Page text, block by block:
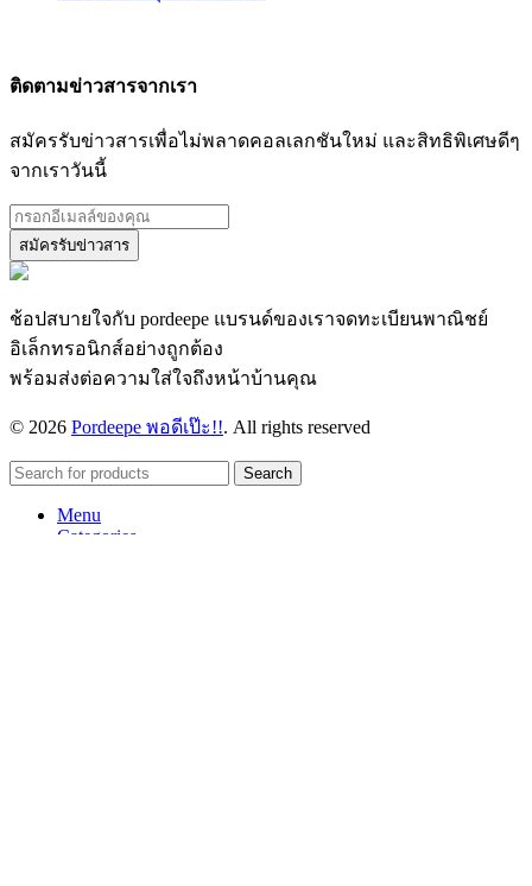
ติดตามข่าวสารจากเรา
สมัครรับข่าวสารเพื่อไม่พลาดคอลเลกชันใหม่ และสิทธิพิเศษดีๆ
จากเราวันนี้
ช้อปสบายใจกับ pordeepe แบรนด์ของเราจดทะเบียนพาณิชย์
อิเล็กทรอนิกส์อย่างถูกต้อง
พร้อมส่งต่อความใส่ใจถึงหน้าบ้านคุณ
© 2026 Pordeepe พอดีเป๊ะ!!. All rights reserved
Search
Menu
Categories